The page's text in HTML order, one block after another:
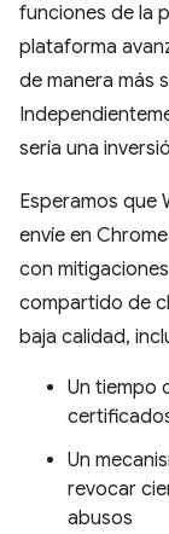
funciones de la
plataforma
de manera más
sería una
Esperamos que
envíe en
con
compartido de
baja calidad,
Un tiempo
Un
revocar
abusos